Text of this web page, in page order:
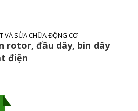
VÀ SỬA CHỮA ĐỘNG CƠ
rotor, đầu dây, bin dây
điện